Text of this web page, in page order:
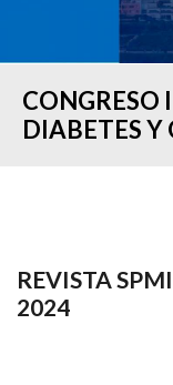
CONGRESO
DIABETES Y
REVISTA
2024